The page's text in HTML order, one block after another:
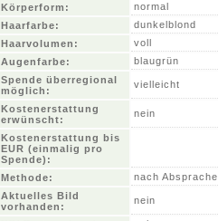
Körperform:
normal
Haarfarbe:
dunkelblond
Haarvolumen:
voll
Augenfarbe:
blaugrün
Spende überregional
möglich:
vielleicht
Kostenerstattung
erwünscht:
nein
Kostenerstattung bis
EUR (einmalig pro
Spende):
Methode:
nach Absprache
Aktuelles Bild
vorhanden:
nein